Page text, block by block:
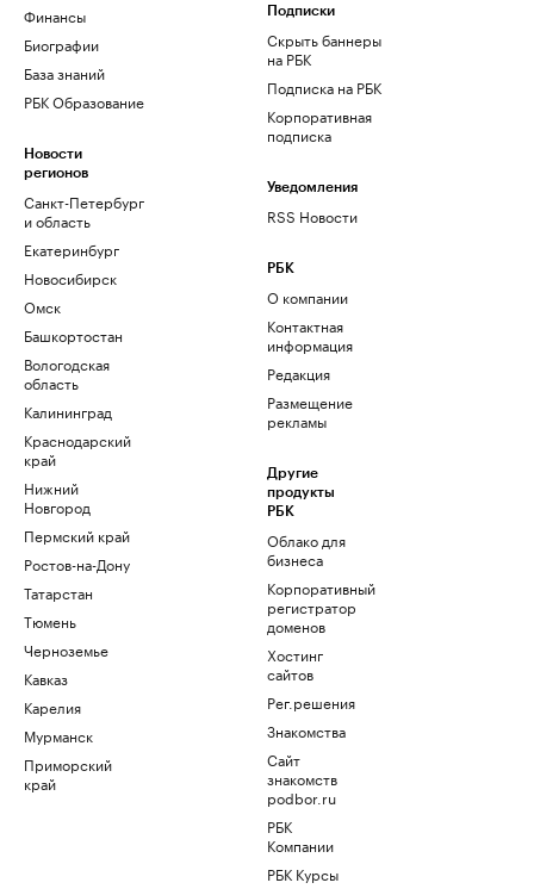
Финансы
Биографии
База знаний
РБК Образование
Новости
регионов
Санкт-Петербург
и область
Екатеринбург
Новосибирск
Омск
Башкортостан
Вологодская
область
Калининград
Краснодарский
край
Нижний
Новгород
Пермский край
Ростов-на-Дону
Татарстан
Тюмень
Черноземье
Кавказ
Карелия
Мурманск
Приморский
край
Подписки
Скрыть баннеры
на РБК
Подписка на РБК
Корпоративная
подписка
Уведомления
RSS Новости
РБК
О компании
Контактная
информация
Редакция
Размещение
рекламы
Другие
продукты
РБК
Облако для
бизнеса
Корпоративный
регистратор
доменов
Хостинг
сайтов
Рег.решения
Знакомства
Сайт
знакомств
podbor.ru
РБК
Компании
РБК Курсы